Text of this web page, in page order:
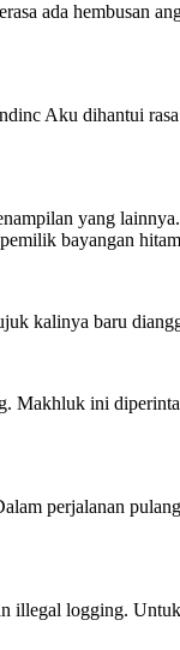
ada
Aku dihantui
yang
bayangan
kalinya baru
ini
perjalanan
logging.